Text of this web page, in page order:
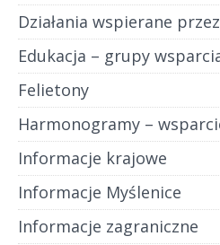
Działania wspierane
Edukacja – grupy
Felietony
Harmonogramy –
Informacje krajowe
Informacje Myślenice
Informacje zagraniczne